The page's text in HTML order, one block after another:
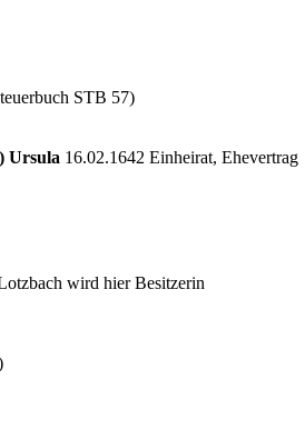
STB 57)
Ursula 16.02.1642 Einheirat, Ehevertrag
wird hier Besitzerin